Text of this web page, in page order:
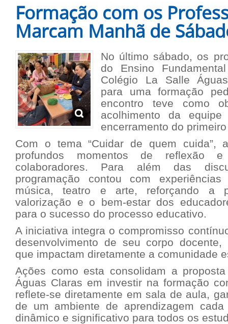
Formação com os
Marcam Manhã de
No último sábado, os
do Ensino
Colégio La Salle
para uma formação
encontro teve como
acolhimento da
encerramento do
Com o tema “Cuidar de quem cuida”,
profundos momentos de reflexão
colaboradores. Para além das
programação contou com experiências
música, teatro e arte, reforçando a
valorização e o bem-estar dos
para o sucesso do processo educativo.
A iniciativa integra o compromisso
desenvolvimento de seu corpo docente,
que impactam diretamente a comunidade
Ações como esta consolidam a
Águas Claras em investir na formação
reflete-se diretamente em sala de aula,
de um ambiente de aprendizagem
dinâmico e significativo para todos os